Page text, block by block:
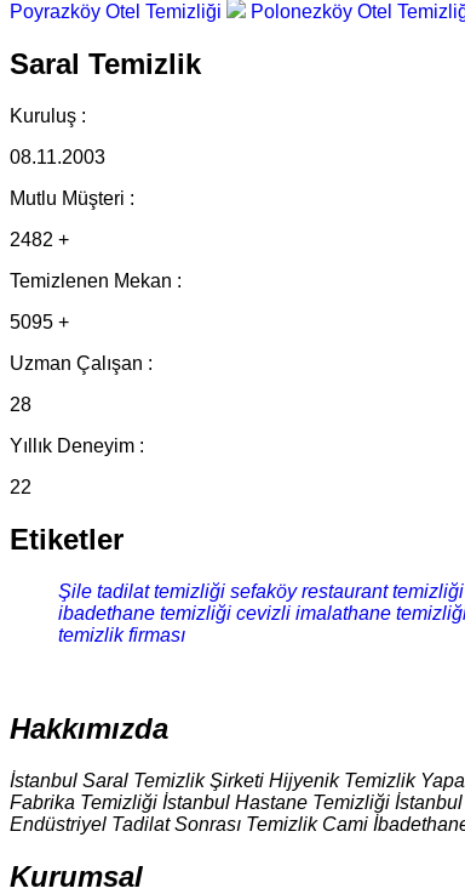
Poyrazköy Otel Temizliği
Polonezköy Otel
Saral Temizlik
Kuruluş :
08.11.2003
Mutlu Müşteri :
2482 +
Temizlenen Mekan :
5095 +
Uzman Çalışan :
28
Yıllık Deneyim :
22
Etiketler
Şile tadilat temizliği sefaköy restaurant temizliği
ibadethane temizliği cevizli imalathane
temizlik firması
Hakkımızda
İstanbul Saral Temizlik Şirketi Hijyenik Temizlik
Fabrika Temizliği İstanbul Hastane Temizliği
Endüstriyel Tadilat Sonrası Temizlik Cami
Kurumsal